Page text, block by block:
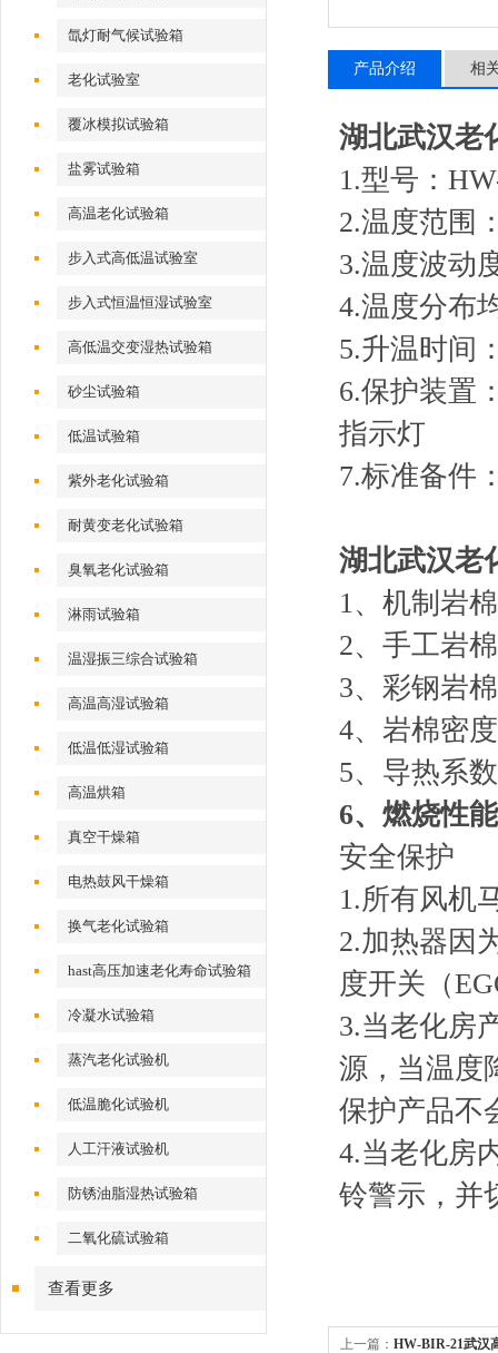
氙灯耐气候试验箱
老化试验室
覆冰模拟试验箱
盐雾试验箱
高温老化试验箱
步入式高低温试验室
步入式恒温恒湿试验室
高低温交变湿热试验箱
砂尘试验箱
低温试验箱
紫外老化试验箱
耐黄变老化试验箱
臭氧老化试验箱
淋雨试验箱
温湿振三综合试验箱
高温高湿试验箱
低温低湿试验箱
高温烘箱
真空干燥箱
电热鼓风干燥箱
换气老化试验箱
hast高压加速老化寿命试验箱
冷凝水试验箱
蒸汽老化试验机
低温脆化试验机
人工汗液试验机
防锈油脂湿热试验箱
二氧化硫试验箱
查看更多
产品介绍 相
湖北武汉老
1.型号：
2.温度范围
3.温度波动
4.温度分布
5.升温时间
6.保护装置
指示灯
7.标准备件
湖北武汉老
1、机制岩
2、手工岩
3、彩钢岩
4、岩棉密
5、导热系
6、燃烧性
安全保护
1.所有风机
2.加热器因
度开关（
3.当老化房
源，当温度
保护产品不
4.当老化房
铃警示，并
上一篇： HW-BIR-21武汉